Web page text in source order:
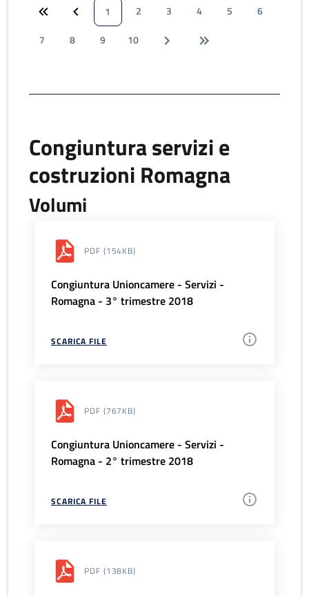
1 2 3 4 5
6
7
8 9 10
Congiuntura servizi e
costruzioni Romagna
Volumi
PDF (154KB)
Congiuntura Unioncamere - Servizi -
Romagna - 3° trimestre 2018
SCARICA FILE
PDF (767KB)
Congiuntura Unioncamere - Servizi -
Romagna - 2° trimestre 2018
SCARICA FILE
PDF (138KB)